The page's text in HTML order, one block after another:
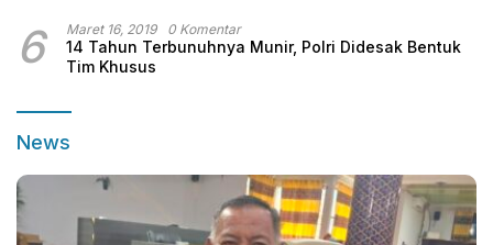
6 Maret 16, 2019 0 Komentar
14 Tahun Terbunuhnya Munir, Polri Didesak Bentuk
Tim Khusus
News